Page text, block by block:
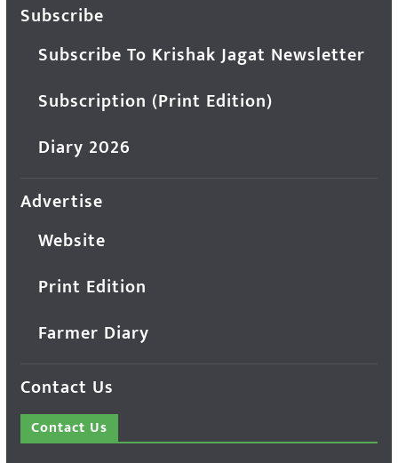
Subscribe
Subscribe To Krishak Jagat Newsletter
Subscription (Print Edition)
Diary 2026
Advertise
Website
Print Edition
Farmer Diary
Contact Us
Contact Us